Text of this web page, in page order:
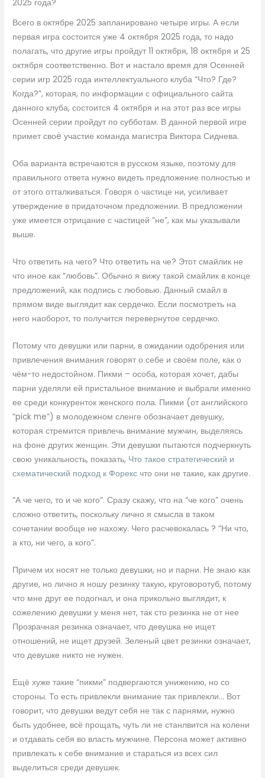
2025 года?
Всего в октябре 2025 запланировано четыре игры. А если
первая игра состоится уже 4 октября 2025 года, то надо
полагать, что другие игры пройдут 11 октября, 18 октября и 25
октября соответственно. Вот и настало время для Осенней
серии игр 2025 года интеллектуального клуба “Что? Где?
Когда?”, которая, по информации с официального сайта
данного клуба, состоится 4 октября и на этот раз все игры
Осенней серии пройдут по субботам. В данной первой игре
примет своë участие команда магистра Виктора Сиднева.
Оба варианта встречаются в русском языке, поэтому для
правильного ответа нужно видеть предложение полностью и
от этого отталкиваться. Говоря о частице ни, усиливает
утверждение в придаточном предложении. В предложении
уже имеется отрицание с частицей “не”, как мы указывали
выше.
Что ответить на чего? Что ответить на че? Этот смайлик не
что иное как “любовь”. Обычно я вижу такой смайлик в конце
предложений, как подпись с любовью. Данный смайл в
прямом виде выглядит как сердечко. Если посмотреть на
него наоборот, то получится перевернутое сердечко.
Потому что девушки или парни, в ожидании одобрения или
привлечения внимания говорят о себе и своём поле, как о
чём-то недостойном. Пикми – особа, которая хочет, дабы
парни уделяли ей пристальное внимание и выбрали именно
ее среди конкуренток женского пола. Пикми (от английского
“pick me”) в молодежном сленге обозначает девушку,
которая стремится привлечь внимание мужчин, выделяясь
на фоне других женщин. Эти девушки пытаются подчеркнуть
свою уникальность, показать, Что такое стратегический и
схематический подход к Форекс что они не такие, как другие.
“А че чего, то и че кого”. Сразу скажу, что на “че кого” очень
сложно ответить, поскольку лично я смысла в таком
сочетании вообще не нахожу. Чего расчевокалась ? “Ни что,
а кто, ни чего, а кого”.
Причем их носят не только девушки, но и парни. Не знаю как
другие, но лично я ношу резинку такую, круговоротуб, потому
что мне друг ее подогнал, и она прикольно выглядит, к
сожелению девушки у меня нет, так сто резинка не от нее
Прозрачная резинка означает, что девушка не ищет
отношений, не ищет друзей. Зеленый цвет резинки означает,
что девушке никто не нужен.
Ещё хуже такие “пикми” подвергаются унижению, но со
стороны. То есть привлекли внимание так привлекли… Вот
говорит, что девушки ведут себя не так с парнями, нужно
быть удобнее, всё прощать, чуть ли не станлвится на колени
и отдавать себя во власть мужчине. Персона может активно
привлекать к себе внимание и стараться из всех сил
выделиться среди девушек.